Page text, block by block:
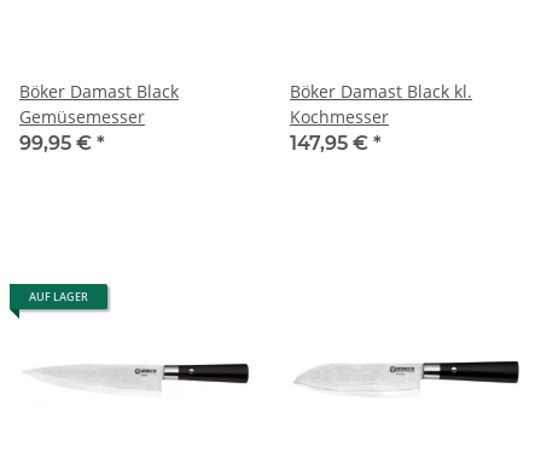
Böker Damast Black
Gemüsemesser
99,95 € *
Böker Damast Black kl.
Kochmesser
147,95 € *
AUF LAGER